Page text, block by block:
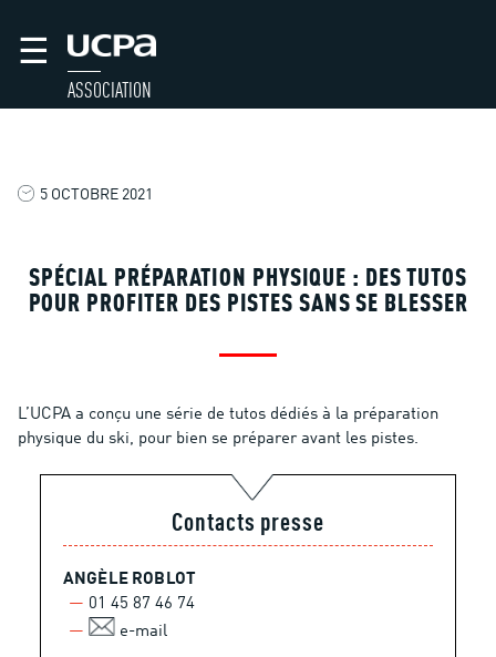
☰
ASSOCIATION
5 OCTOBRE 2021
SPÉCIAL PRÉPARATION PHYSIQUE : DES TUTOS
POUR PROFITER DES PISTES SANS SE BLESSER
L’UCPA a conçu une série de tutos dédiés à la préparation
physique du ski, pour bien se préparer avant les pistes.
Contacts presse
ANGÈLE ROBLOT
01 45 87 46 74
e-mail